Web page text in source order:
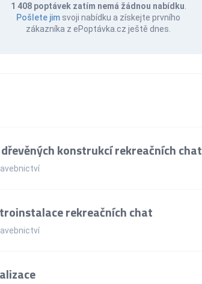
1 408 poptávek zatím nemá žádnou nabídku
Pošlete jim svoji nabídku a získejte prvního
zákazníka z ePoptávka.cz ještě dnes.
konstrukcí rekreačních chat
rekreačních chat